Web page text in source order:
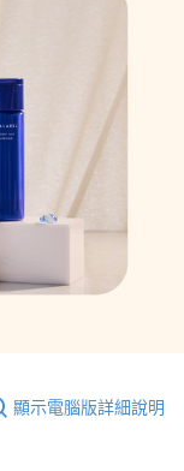
顯示電腦版詳細說明